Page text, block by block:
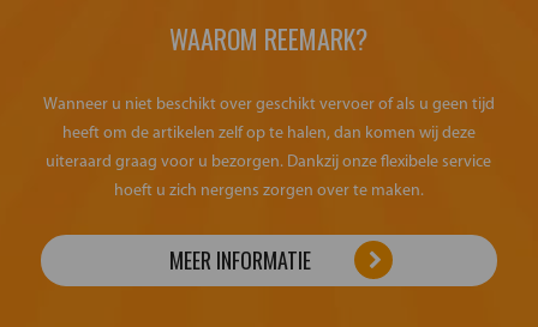
WAAROM REEMARK?
Wanneer u niet beschikt over geschikt vervoer of als u geen tijd
heeft om de artikelen zelf op te halen, dan komen wij deze
uiteraard graag voor u bezorgen. Dankzij onze flexibele service
hoeft u zich nergens zorgen over te maken.
MEER INFORMATIE